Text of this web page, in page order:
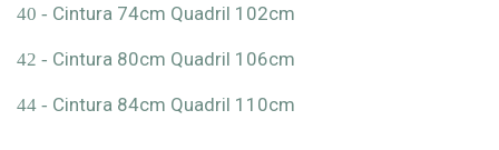
40 - Cintura 74cm Quadril 102cm
42 - Cintura 80cm Quadril 106cm
44 - Cintura 84cm Quadril 110cm